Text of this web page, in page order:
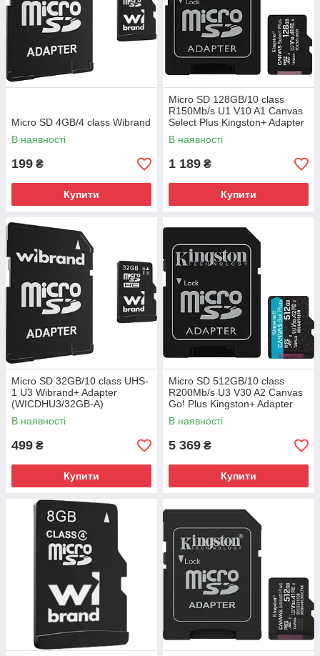
Micro SD 4GB/4 class Wibrand
В наявності
199 ₴
Купити
Micro SD 128GB/10 class
R150Mb/s U1 V10 A1 Canvas
Select Plus Kingston+ Adapter
(SDCS3/128GB)
В наявності
1 189 ₴
Купити
Micro SD 32GB/10 class UHS-
1 U3 Wibrand+ Adapter
(WICDHU3/32GB-A)
В наявності
499 ₴
Купити
Micro SD 512GB/10 class
R200Mb/s U3 V30 A2 Canvas
Go! Plus Kingston+ Adapter
(SDCG4/512GB)
В наявності
5 369 ₴
Купити